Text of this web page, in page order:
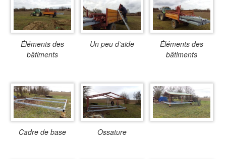
Éléments des
bâtiments
Un peu d’aide
Éléments des
bâtiments
Cadre de base Ossature